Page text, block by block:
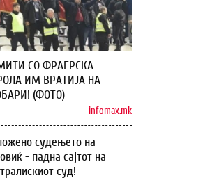
СО ФРАЕРСКА
ИМ ВРАТИЈА НА
(ФОТО)
infomax.mk
судењето на
- падна сајтот на
суд!